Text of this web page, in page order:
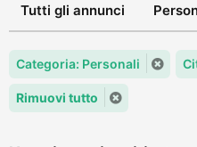
Tutti gli annunci
Categoria: Personali
Rimuovi tutto